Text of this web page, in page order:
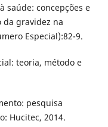
saúde: concepções e
da gravidez na
Especial):82-9.
teoria, método e
pesquisa
Hucitec, 2014.